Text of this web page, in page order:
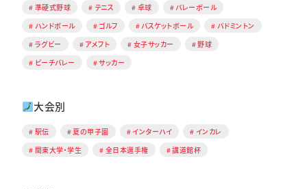
準硬式野球 テニス 卓球
バレーボール
ハンドボール
ゴルフ バスケットボール
バドミントン
ラグビー
アメフト 女子サッカー
野球
ビーチバレー
サッカー
大会別
駅伝 夏の甲子園 インターハイ
インカレ
関東大学・学生
全日本選手権 講道館杯